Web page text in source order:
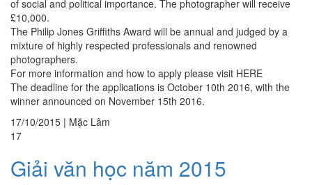
of social and political importance. The photographer will receive
£10,000.
The Philip Jones Griffiths Award will be annual and judged by a
mixture of highly respected professionals and renowned
photographers.
For more information and how to apply please visit HERE
The deadline for the applications is October 10th 2016, with the
winner announced on November 15th 2016.
17/10/2015 | Mặc Lâm
17
Giải văn học năm 2015